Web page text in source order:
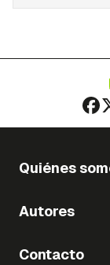
Quiénes
Autores
Contacto